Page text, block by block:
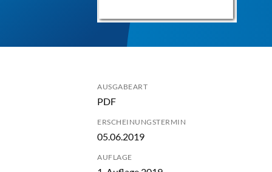
AUSGABEART
PDF
ERSCHEINUNGSTERMIN
05.06.2019
AUFLAGE